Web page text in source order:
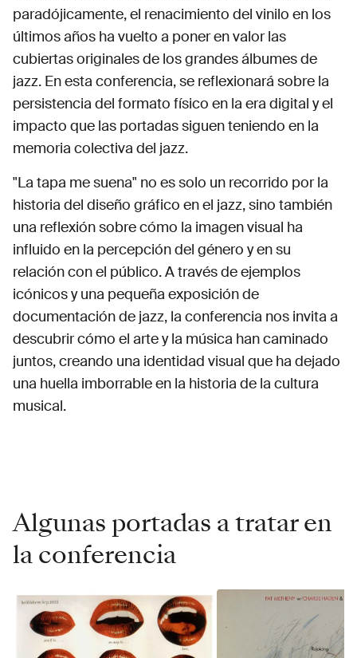
paradójicamente, el renacimiento del vinilo en los
últimos años ha vuelto a poner en valor las
cubiertas originales de los grandes álbumes de
jazz. En esta conferencia, se reflexionará sobre la
persistencia del formato físico en la era digital y el
impacto que las portadas siguen teniendo en la
memoria colectiva del jazz.
"La tapa me suena" no es solo un recorrido por la
historia del diseño gráfico en el jazz, sino también
una reflexión sobre cómo la imagen visual ha
influido en la percepción del género y en su
relación con el público. A través de ejemplos
icónicos y una pequeña exposición de
documentación de jazz, la conferencia nos invita a
descubrir cómo el arte y la música han caminado
juntos, creando una identidad visual que ha dejado
una huella imborrable en la historia de la cultura
musical.
Algunas portadas a tratar en
la conferencia